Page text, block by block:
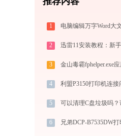
1
2 迅雷11安装教程：新
3
4 利盟P3150打印机连
5 可以清理C盘垃圾吗
6